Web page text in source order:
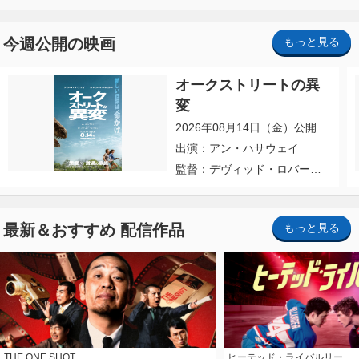
今週公開の映画 もっと見る
オークストリートの異
変
2026年08月14日（金）公開
出演：アン・ハサウェイ
監督：デヴィッド・ロバー
最新＆おすすめ 配信作品 もっと見る